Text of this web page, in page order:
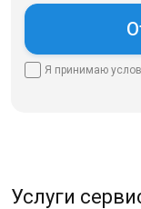
Я принимаю
Услуги